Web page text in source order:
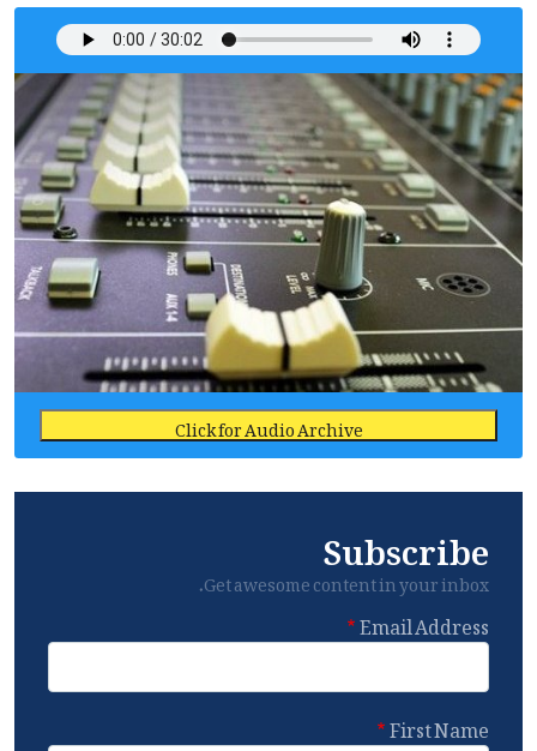
Click for Audio Archive
Subscribe
Get awesome content in your inbox.
Email Address
First Name